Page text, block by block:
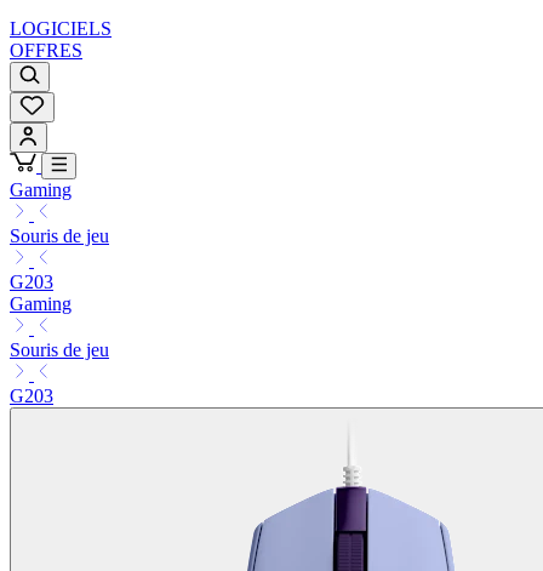
LOGICIELS
OFFRES
Gaming
Souris de jeu
G203
Gaming
Souris de jeu
G203